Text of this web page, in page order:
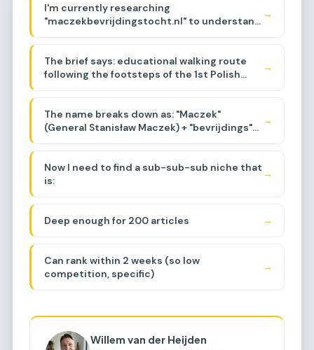
I'm currently researching
"maczekbevrijdingstocht.nl" to understand
its history and backlinks. The domain
appears to be related to a walking route
commemorating General Maczek and the
Polish liberation of the Netherlands during
WWII, specifically around the Baarle-
Nassau/Breda area. Let me think about the
sub-sub-niche.
→
The brief says: educational walking route
following the footsteps of the 1st Polish
Armored Division, events around Baarle-
Breda area, liberation of the region.
→
The name breaks down as: "Maczek"
(General Stanisław Maczek) + "bevrijdings"
(liberation) + "tocht"
(journey/march/route).
→
Now I need to find a sub-sub-sub niche that
is:
→
Deep enough for 200 articles →
Can rank within 2 weeks (so low
competition, specific)
→
Willem van der Heijden